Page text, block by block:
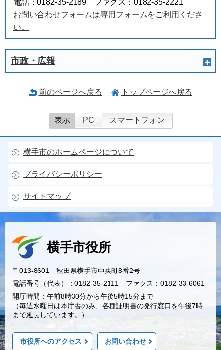
電話：0182-35-2189 ファクス：0182-35-2221
お問い合わせフォームは専用フォームをご利用くださ
い。
市政・広報
前のページへ戻る トップページへ戻る
表示 PC スマートフォン
横手市のホームページについて
プライバシーポリシー
サイトマップ
横手市役所
〒013-8601 秋田県横手市中央町8番2号
電話番号（代表）：0182-35-2111 ファクス：0182-33-6061
開庁時間：午前8時30分から午後5時15分まで
（毎週水曜日は本庁舎のみ、各種証明書の発行窓口を午後7時
まで延長しています。）
市役所へのアクセス お問い合わせ